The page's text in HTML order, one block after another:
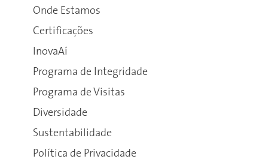
Onde Estamos
Certificações
InovaAí
Programa de Integridade
Programa de Visitas
Diversidade
Sustentabilidade
Política de Privacidade